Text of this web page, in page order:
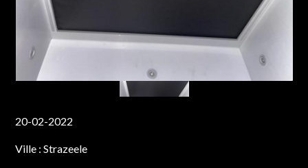
20-02-2022
Ville :Strazeele